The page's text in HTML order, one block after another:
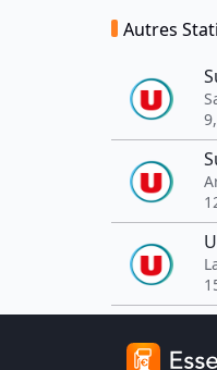
Autres